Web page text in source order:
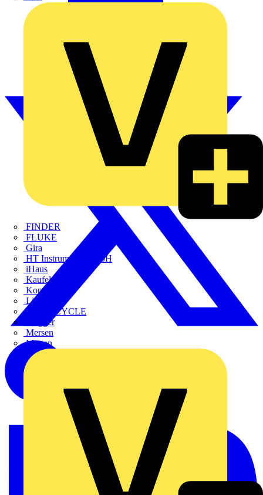
FINDER
FLUKE
Gira
HT Instruments GmbH
iHaus
Kaufel
Kopp
Lichtline
LIGHTCYCLE
Megger
Mersen
Merten